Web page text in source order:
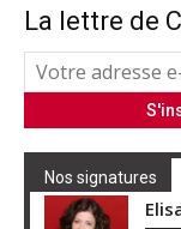
La lettre de
Nos signatures